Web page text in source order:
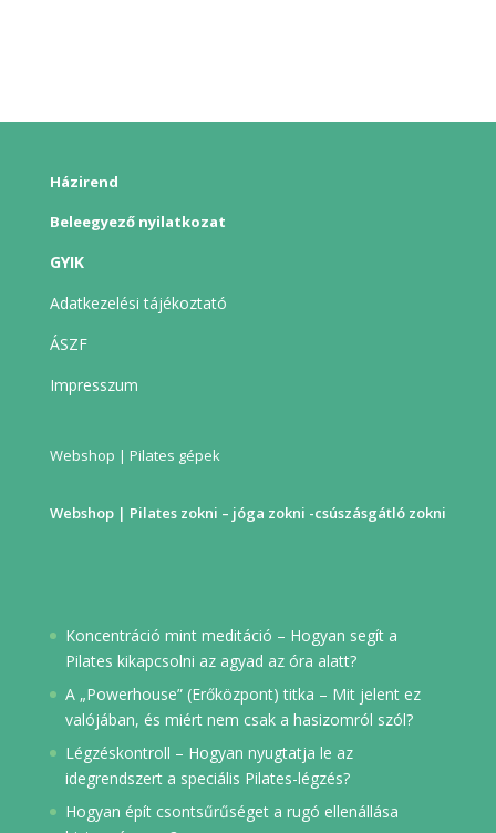
Házirend
Beleegyező nyilatkozat
GYIK
Adatkezelési tájékoztató
ÁSZF
Impresszum
Webshop | Pilates gépek
Webshop | Pilates zokni – jóga zokni -csúszásgátló zokni
Koncentráció mint meditáció – Hogyan segít a
Pilates kikapcsolni az agyad az óra alatt?
A „Powerhouse” (Erőközpont) titka – Mit jelent ez
valójában, és miért nem csak a hasizomról szól?
Légzéskontroll – Hogyan nyugtatja le az
idegrendszert a speciális Pilates-légzés?
Hogyan épít csontsűrűséget a rugó ellenállása